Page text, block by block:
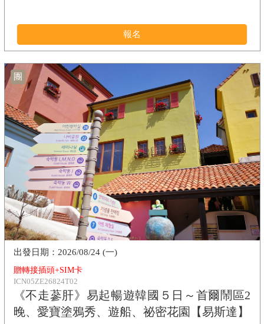
報名
團
贈轉接插頭+SIM卡
ICN05ZE26824T02
《不走蔘肝》易起暢遊韓國５日～首爾鬧區2
晚、愛寶塗鴉秀、遊船、祕密花園【易斯達】
2026/08/24 (一)